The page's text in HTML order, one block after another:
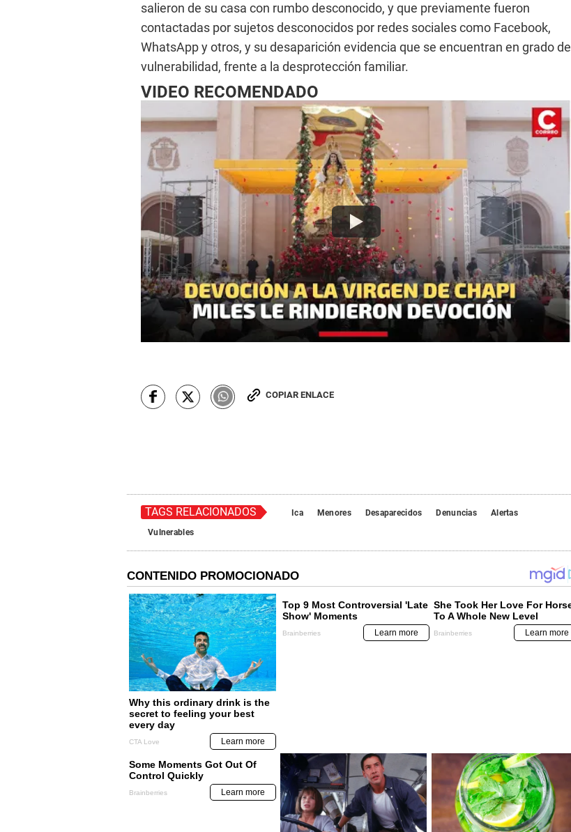
salieron de su casa con rumbo desconocido, y que previamente fueron
contactadas por sujetos desconocidos por redes sociales como Facebook,
WhatsApp y otros, y su desaparición evidencia que se encuentran en grado de
vulnerabilidad, frente a la desprotección familiar.
VIDEO RECOMENDADO
COPIAR ENLACE
TAGS RELACIONADOS Ica Menores Desaparecidos Denuncias
Alertas
Vulnerables